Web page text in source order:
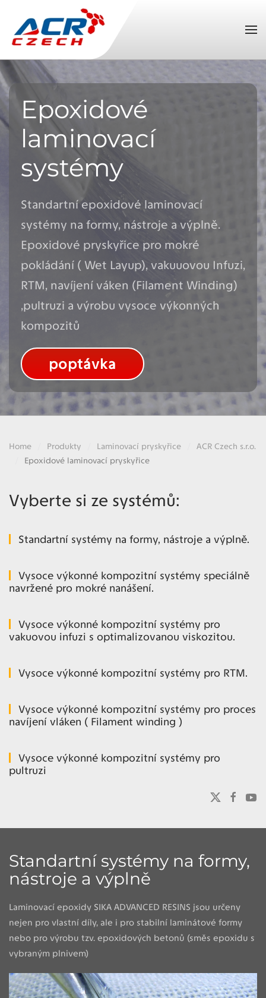
Přejít na hlavní obsah
Epoxidové
laminovací
systémy
Standartní epoxidové laminovací
systémy na formy, nástroje a výplně.
Epoxidové pryskyřice pro mokré
pokládání ( Wet Layup), vakuuovou Infuzi,
RTM, navíjení váken (Filament Winding)
,pultruzi a výrobu vysoce výkonných
kompozitů
poptávka
Home Produkty Laminovací pryskyřice
ACR Czech s.r.o.
Epoxidové laminovací pryskyřice
Vyberte si ze systémů:
Standartní systémy na formy, nástroje a výplně.
Vysoce výkonné kompozitní systémy speciálně
navržené pro mokré nanášení.
Vysoce výkonné kompozitní systémy pro
vakuovou infuzi s optimalizovanou viskozitou.
Vysoce výkonné kompozitní systémy pro RTM.
Vysoce výkonné kompozitní systémy pro proces
navíjení vláken ( Filament winding )
Vysoce výkonné kompozitní systémy pro
pultruzi
Standartní systémy na formy,
nástroje a výplně
Laminovací epoxidy SIKA ADVANCED RESINS jsou určeny
nejen pro vlastní díly, ale i pro stabilní laminátové formy
nebo pro výrobu tzv. epoxidových betonů (směs epoxidu s
vybraným plnivem)